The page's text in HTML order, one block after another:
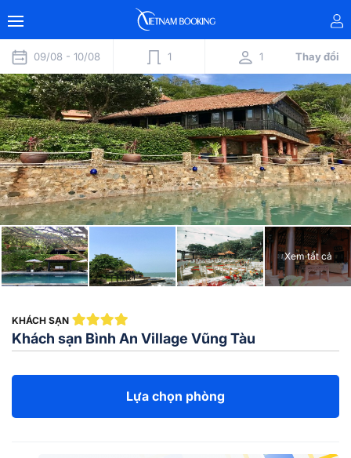
09/08 - 10/08 1 1 Thay đổi
Xem tất cả
KHÁCH SẠN
Khách sạn Bình An Village Vũng Tàu
Lựa chọn phòng